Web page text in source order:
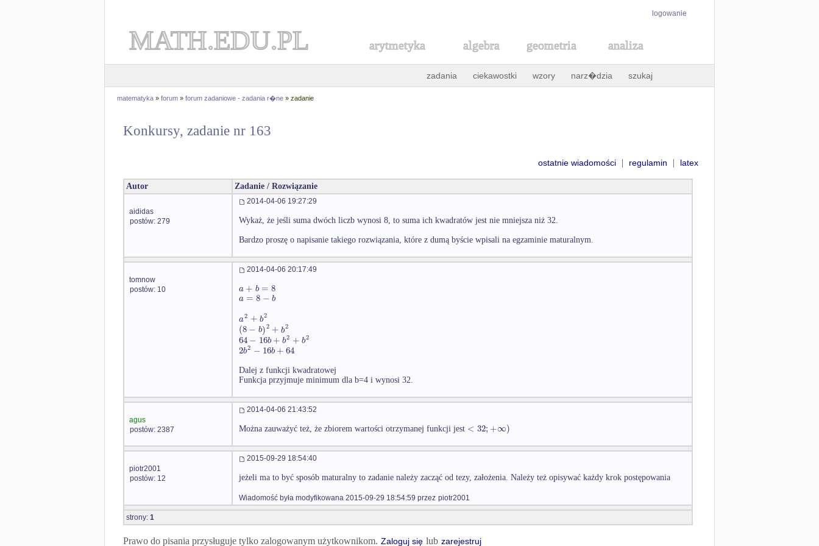
logowanie
MATH.EDU.PL arytmetyka algebra geometria analiza
zadania ciekawostki wzory narz�dzia szukaj
matematyka » forum » forum zadaniowe - zadania r�ne » zadanie
Konkursy, zadanie nr 163
ostatnie wiadomości | regulamin | latex
Autor Zadanie / Rozwiązanie
aididas
postów: 279
2014-04-06 19:27:29
Wykaż, że jeśli suma dwóch liczb wynosi 8, to suma ich kwadratów jest nie mniejsza niż 32.
Bardzo proszę o napisanie takiego rozwiązania, które z dumą byście wpisali na egzaminie maturalnym.
tomnow
postów: 10
2014-04-06 20:17:49
a+ b = 8
a = 8 − b
a2 +b2
(8− b)2 + b2
64− 16b +b2 +b2
2b2 − 16b +64
Dalej z funkcji kwadratowej
Funkcja przyjmuje minimum dla b=4 i wynosi 32.
agus
postów: 2387
2014-04-06 21:43:52
Można zauważyć też, że zbiorem wartości otrzymanej funkcji jest < 32; +∞)
piotr2001
postów: 12
2015-09-29 18:54:40
jeżeli ma to być sposób maturalny to zadanie należy zacząć od tezy, założenia. Należy też opisywać każdy krok postępowania
Wiadomość była modyfikowana 2015-09-29 18:54:59 przez piotr2001
strony: 1
Prawo do pisania przysługuje tylko zalogowanym użytkownikom. Zaloguj się lub zarejestruj